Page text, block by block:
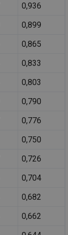
0,936
0,899
0,865
0,833
0,803
0,790
0,776
0,750
0,726
0,704
0,682
0,662